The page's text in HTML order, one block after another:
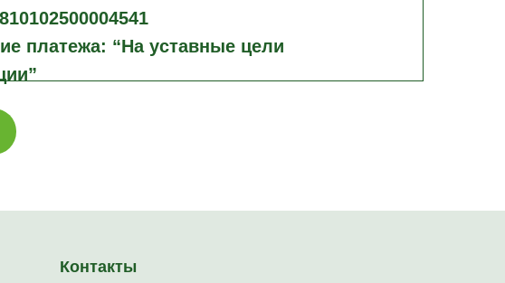
платежа: “На уставные цели
Контакты